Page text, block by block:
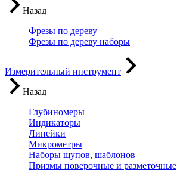
Назад
Фрезы по дереву
Фрезы по дереву наборы
Измерительный инструмент
Назад
Глубиномеры
Индикаторы
Линейки
Микрометры
Наборы щупов, шаблонов
Призмы поверочные и разметочные